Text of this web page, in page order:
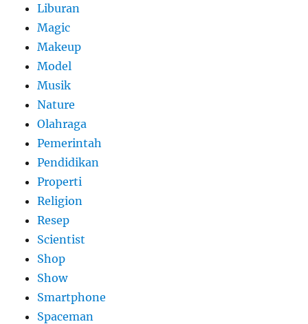
Liburan
Magic
Makeup
Model
Musik
Nature
Olahraga
Pemerintah
Pendidikan
Properti
Religion
Resep
Scientist
Shop
Show
Smartphone
Spaceman